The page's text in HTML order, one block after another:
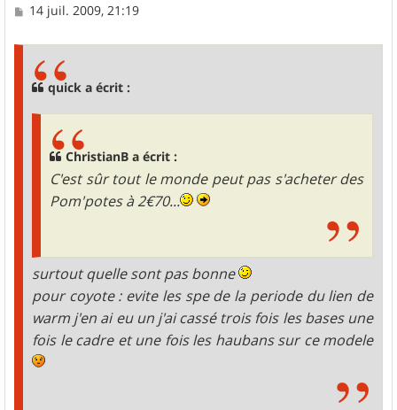
M14 juil. 2009, 21:19
quick a écrit :
ChristianB a écrit :
C'est sûr tout le monde peut pas s'acheter des
Pom'potes à 2€70...
surtout quelle sont pas bonne
pour coyote : evite les spe de la periode du lien de
warm j'en ai eu un j'ai cassé trois fois les bases une
fois le cadre et une fois les haubans sur ce modele